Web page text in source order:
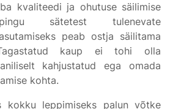
kvaliteedi ja ohutuse säilimise
sätetest tulenevate
peab ostja säilitama
Tagastatud kaup ei tohi olla
kahjustatud ega omada
kohta.
kokku leppimiseks palun võtke